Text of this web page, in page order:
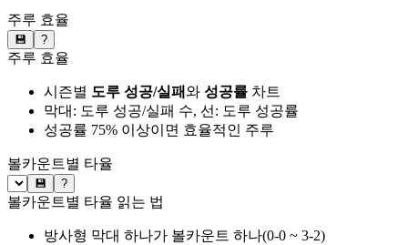
주루 효율
💾 ?
주루 효율
시즌별 도루 성공/실패와 성공률 차트
막대: 도루 성공/실패 수, 선: 도루 성공률
성공률 75% 이상이면 효율적인 주루
볼카운트별 타율
💾 ?
볼카운트별 타율 읽는 법
방사형 막대 하나가 볼카운트 하나(0-0 ~ 3-2)